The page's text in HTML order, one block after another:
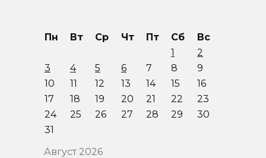
Август 2026
Пн Вт Ср Чт Пт Сб
Вс
1
2
3
4 5 6 7 8
9
10
11 12 13 14 15
16
17
18 19 20 21 22
23
24
25 26 27 28 29
30
31